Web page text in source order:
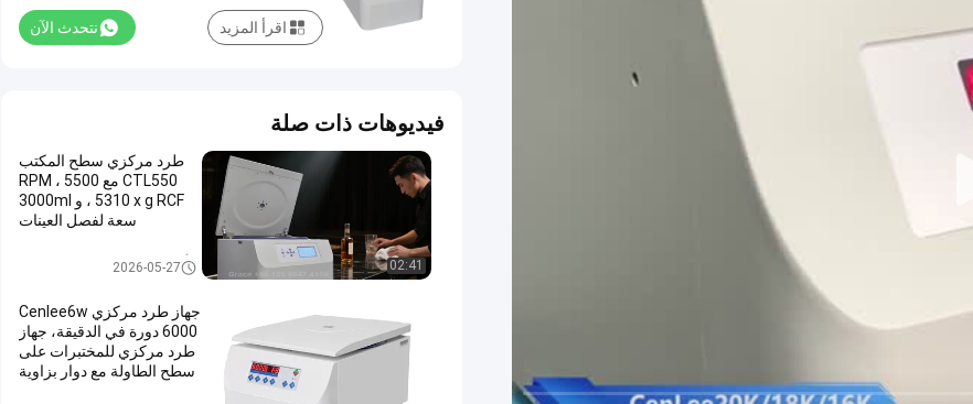
نتحدث الآن اقرأ المزيد
فيديوهات ذات صلة
02:41
طرد مركزي سطح المكتب
CTL550 مع 5500 RPM ،
5310 x g RCF ، و 3000ml
سعة لفصل العينات
أجهزة الطرد المركزي السريرية
2026-05-27
جهاز طرد مركزي Cenlee6w
6000 دورة في الدقيقة، جهاز
طرد مركزي للمختبرات على
سطح الطاولة مع دوار بزاوية